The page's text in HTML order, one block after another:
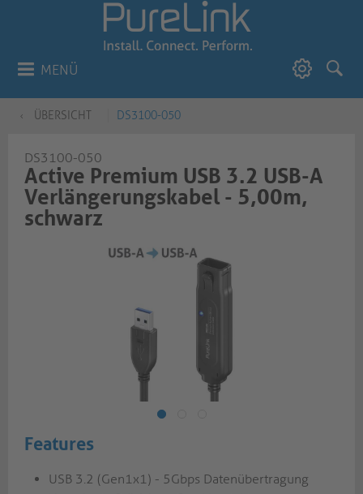
MENÜ
ÜBERSICHT DS3100-050
DS3100-050
Active Premium USB 3.2 USB-A
Verlängerungskabel - 5,00m,
schwarz
Features
USB 3.2 (Gen1x1) - 5Gbps Datenübertragung